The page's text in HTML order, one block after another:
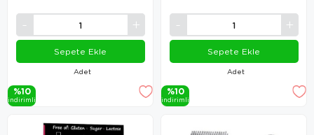
Adet
Sepete Ekle
%10
i̇ndi̇ri̇mli̇
Adet
Sepete Ekle
%10
i̇ndi̇ri̇mli̇